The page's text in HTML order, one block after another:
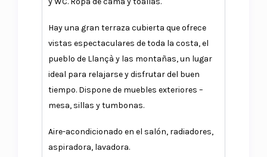
Hay una gran terraza cubierta que ofrece
vistas espectaculares de toda la costa, el
pueblo de Llançà y las montañas, un lugar
ideal para relajarse y disfrutar del buen
tiempo. Dispone de muebles exteriores –
mesa, sillas y tumbonas.
Aire-acondicionado en el salón, radiadores,
aspiradora, lavadora.